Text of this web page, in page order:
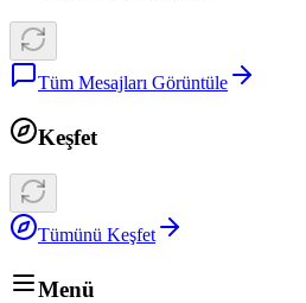
Tüm Mesajları Görüntüle
Keşfet
Tümünü Keşfet
Menü